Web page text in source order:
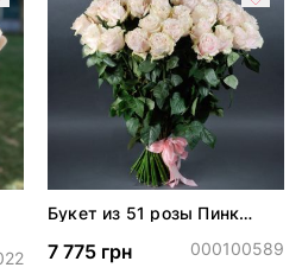
Букет из 51 розы Пинк
7 775 грн 000100589